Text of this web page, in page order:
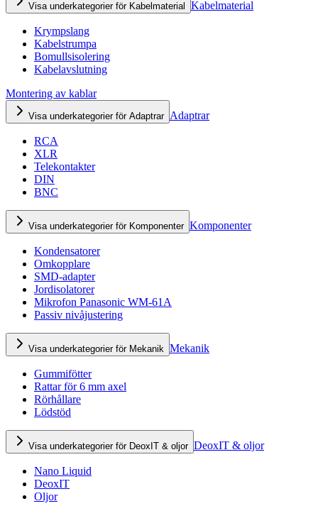
Visa underkategorier för Kabelmaterial Kabelmaterial
Krympslang
Kabelstrumpa
Bomullsisolering
Kabelavslutning
Montering av kablar
Visa underkategorier för Adaptrar Adaptrar
RCA
XLR
Telekontakter
DIN
BNC
Visa underkategorier för Komponenter Komponenter
Kondensatorer
Omkopplare
SMD-adapter
Jordisolatorer
Mikrofon Panasonic WM-61A
Passiv nivåjustering
Visa underkategorier för Mekanik Mekanik
Gummifötter
Rattar för 6 mm axel
Rörhållare
Lödstöd
Visa underkategorier för DeoxIT & oljor DeoxIT & oljor
Nano Liquid
DeoxIT
Oljor